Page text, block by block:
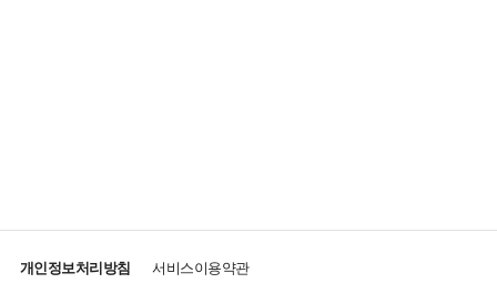
개인정보처리방침
서비스이용약관